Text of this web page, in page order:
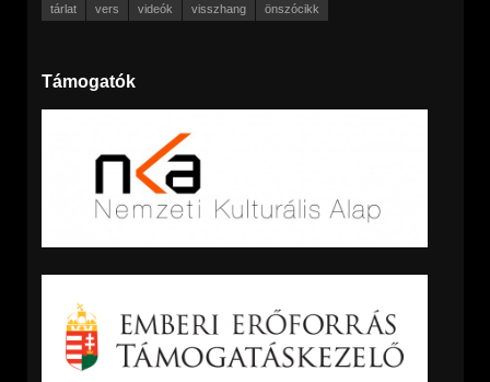
tárlat
vers videók visszhang önszócikk
Támogatók